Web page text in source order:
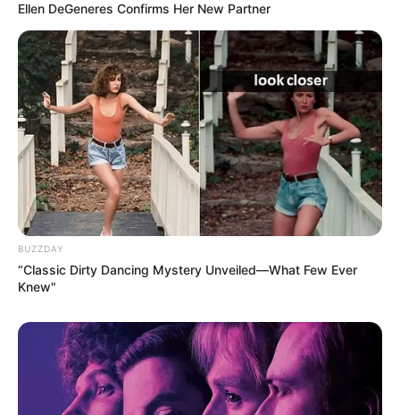
Ellen DeGeneres Confirms Her New Partner
BUZZDAY
“Classic Dirty Dancing Mystery Unveiled—What Few Ever
Knew"